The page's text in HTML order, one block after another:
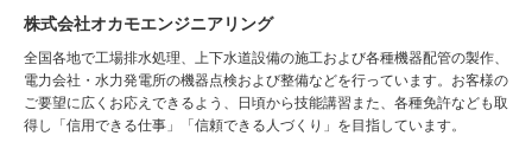
株式会社オカモエンジニアリング
全国各地で工場排水処理、上下水道設備の施工および各種機器配管の製作、
電力会社・水力発電所の機器点検および整備などを行っています。お客様の
ご要望に広くお応えできるよう、日頃から技能講習また、各種免許なども取
得し「信用できる仕事」「信頼できる人づくり」を目指しています。